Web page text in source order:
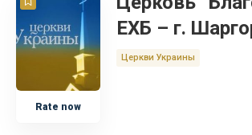
Христианская Академия
Библейская Школа
Rate now
ЕХБ – г.
Церкви Украины